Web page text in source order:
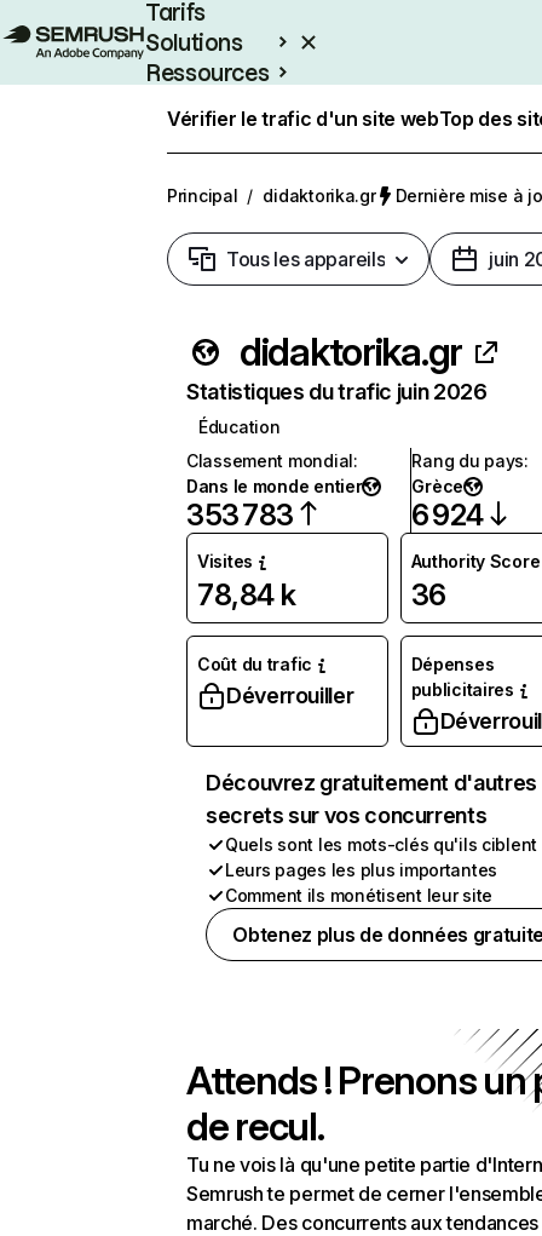
Tarifs
Solutions
Ressources
Vérifier le trafic d'un site webTop des
Principal / didaktorika.gr Dernière mise à
Tous les appareils juin
didaktorika.gr
Statistiques du trafic juin 2026
Éducation
Classement mondial:
Dans le monde entier
353 783
Rang du pays:
Grèce
6 924
Visites
78,84 k
Authority Score
36
Coût du trafic
Déverrouiller
Dépenses
publicitaires
Découvrez gratuitement d'autres
secrets sur vos concurrents
Quels sont les mots-clés qu'ils ciblent
Leurs pages les plus importantes
Comment ils monétisent leur site
Obtenez plus de données
Attends ! Prenons un
de recul.
Tu ne vois là qu'une petite partie
Semrush te permet de cerner
marché. Des concurrents aux